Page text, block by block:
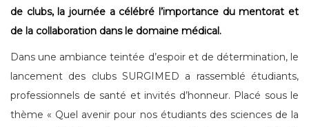
de clubs, la journée a célébré l’importance du mentorat et
de la collaboration dans le domaine médical.
Dans une ambiance teintée d’espoir et de détermination, le
lancement des clubs SURGIMED a rassemblé étudiants,
professionnels de santé et invités d’honneur. Placé sous le
thème « Quel avenir pour nos étudiants des sciences de la